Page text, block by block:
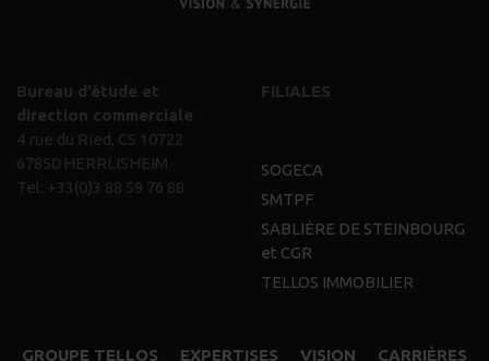
Bureau d’étude et
direction commerciale
4 rue du Ried, CS 10722
67850 HERRLISHEIM
Tel: +33(0)3 88 59 76 88
GROUPE TELLOS EXPERTISES VISION
CARRIÈRES
FILIALES
SOGECA
SMTPF
SABLIÈRE DE STEINBOURG
et CGR
TELLOS IMMOBILIER